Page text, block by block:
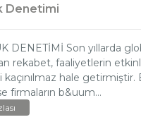
Denetimi
DENETİMİ Son yıllarda
rekabet, faaliyetlerin
hale getirmiştir.
firmaların b&uum...